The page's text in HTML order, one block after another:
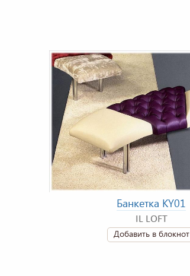
Банкетка KY01
IL LOFT
Добавить в блокнот